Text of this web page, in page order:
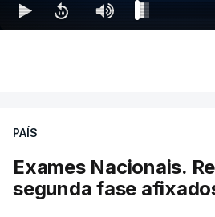
PAÍS
Exames Nacionais.
segunda fase